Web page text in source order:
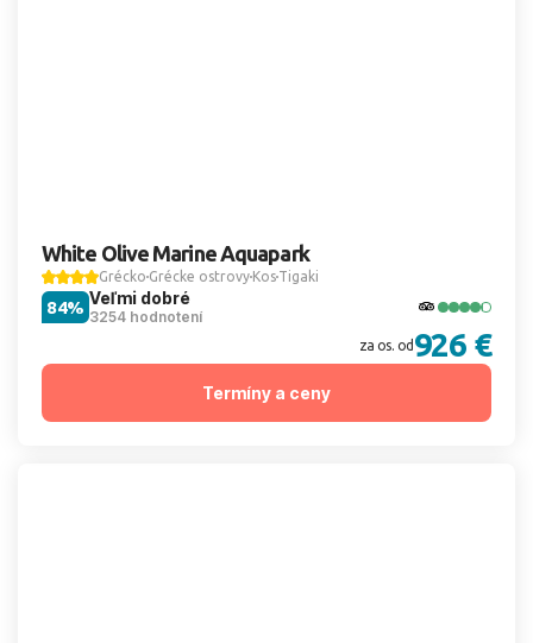
White Olive Marine Aquapark
Grécko Grécke ostrovy Kos Tigaki
Veľmi dobré
3254 hodnotení
84%
za os. od 926 €
Termíny a ceny